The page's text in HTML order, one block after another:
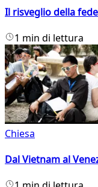
Il risveglio della
1 min di lettura
Chiesa
Dal Vietnam al